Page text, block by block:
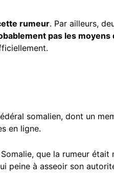
rumeur. Par ailleurs,
pas les
somalien, dont un
en ligne.
que la rumeur était
peine à asseoir son